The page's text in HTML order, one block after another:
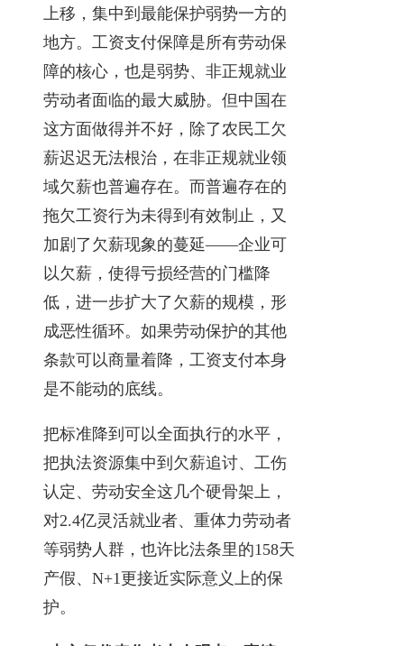
上移，集中到最能保护弱势一方的
地方。工资支付保障是所有劳动保
障的核心，也是弱势、非正规就业
劳动者面临的最大威胁。但中国在
这方面做得并不好，除了农民工欠
薪迟迟无法根治，在非正规就业领
域欠薪也普遍存在。而普遍存在的
拖欠工资行为未得到有效制止，又
加剧了欠薪现象的蔓延——企业可
以欠薪，使得亏损经营的门槛降
低，进一步扩大了欠薪的规模，形
成恶性循环。如果劳动保护的其他
条款可以商量着降，工资支付本身
是不能动的底线。
把标准降到可以全面执行的水平，
把执法资源集中到欠薪追讨、工伤
认定、劳动安全这几个硬骨架上，
对2.4亿灵活就业者、重体力劳动者
等弱势人群，也许比法条里的158天
产假、N+1更接近实际意义上的保
护。